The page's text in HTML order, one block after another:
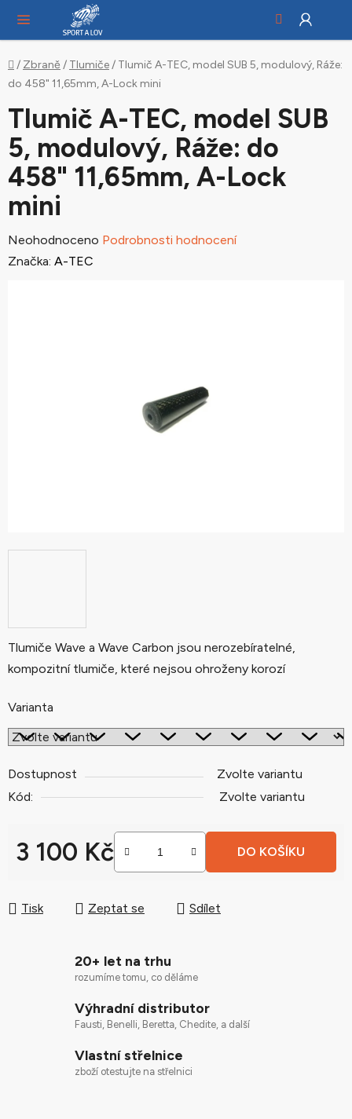
obsah
Domů
/ Zbraně / Tlumiče/ Tlumič A-TEC, model SUB 5, modulový, Ráže:
do 458" 11,65mm, A-Lock mini
Tlumiče Wave a Wave Carbon jsou nerozebíratelné,
kompozitní tlumiče, které nejsou ohroženy korozí
Varianta
Dostupnost
Zvolte variantu
Kód:
Zvolte variantu
3 100 Kč DO KOŠÍKU
Tisk Zeptat se Sdílet
Tlumič A-TEC, model SUB
5, modulový, Ráže: do
458" 11,65mm, A-Lock
mini
Průměrné
hodnocení
Neohodnoceno Podrobnosti hodnocení
Značka: A-TEC
20+ let na trhu
rozumíme tomu, co děláme
Výhradní distributor
Fausti, Benelli, Beretta, Chedite, a další
Vlastní střelnice
zboží otestujte na střelnici